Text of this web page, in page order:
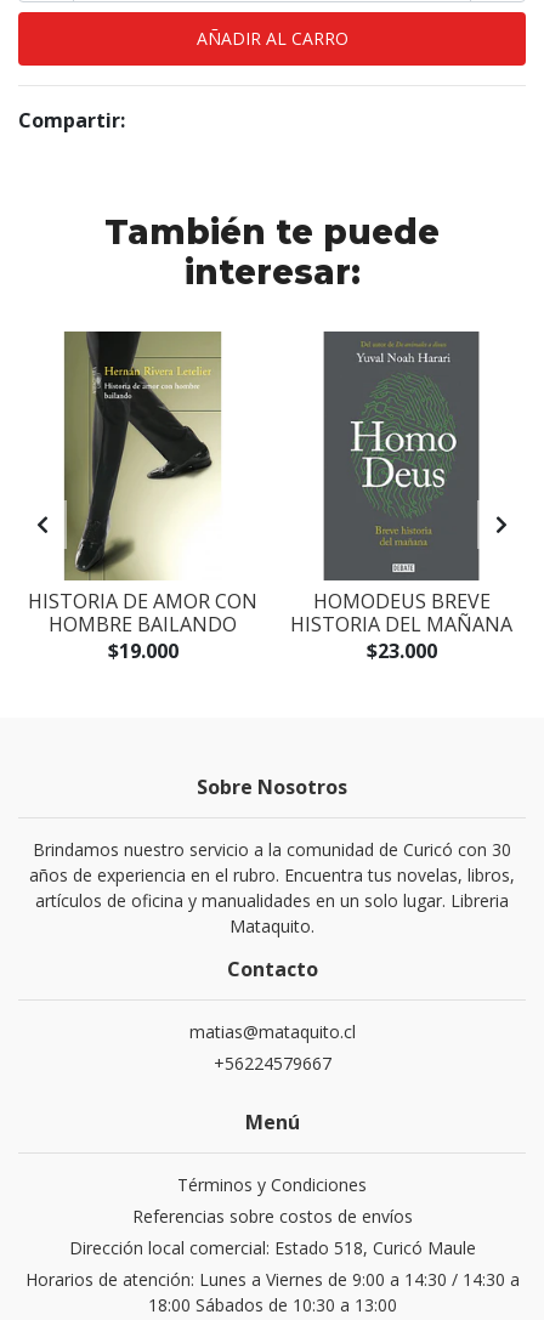
Compartir:
También te puede
interesar:
HISTORIA DE AMOR CON
HOMBRE BAILANDO
$19.000
HOMODEUS BREVE
HISTORIA DEL MAÑANA
$23.000
Sobre Nosotros
Brindamos nuestro servicio a la comunidad de Curicó con 30
años de experiencia en el rubro. Encuentra tus novelas, libros,
artículos de oficina y manualidades en un solo lugar. Libreria
Mataquito.
Contacto
matias@mataquito.cl
+56224579667
Menú
Términos y Condiciones
Referencias sobre costos de envíos
Dirección local comercial: Estado 518, Curicó Maule
Horarios de atención: Lunes a Viernes de 9:00 a 14:30 / 14:30 a
18:00 Sábados de 10:30 a 13:00